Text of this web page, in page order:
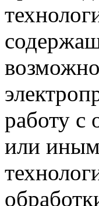
работу с
или